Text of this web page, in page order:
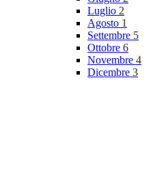
Luglio 2
Agosto 1
Settembre 5
Ottobre 6
Novembre 4
Dicembre 3